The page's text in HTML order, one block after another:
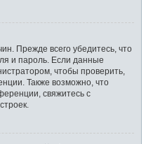
Прежде всего убедитесь, что
и пароль. Если данные
чтобы проверить,
Также возможно, что
свяжитесь с